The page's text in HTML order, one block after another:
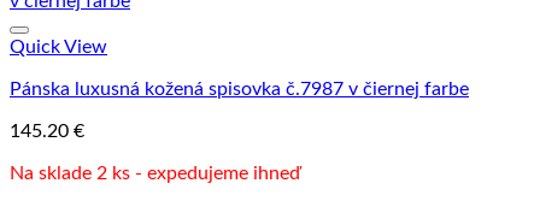
Quick View
Pánska luxusná kožená spisovka č.7987 v čiernej farbe
145.20 €
Na sklade 2 ks - expedujeme ihneď